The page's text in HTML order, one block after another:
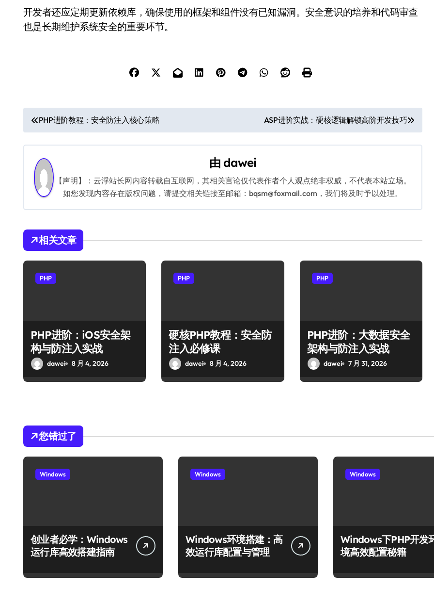
开发者还应定期更新依赖库，确保使用的框架和组件没有已知漏洞。安全意识的培养和代码审查
也是长期维护系统安全的重要环节。
文
章
导
航
PHP进阶教程：安全防注入核心策略 ASP进阶实战：硬核逻辑解锁高阶开发技巧
由 dawei
【声明】：云浮站长网内容转载自互联网，其相关言论仅代表作者个人观点绝非权威，不代表本站立场。
如您发现内容存在版权问题，请提交相关链接至邮箱：bqsm@foxmail.com，我们将及时予以处理。
相关文章
PHP
PHP进阶：iOS安全架
构与防注入实战
dawei 8 月 4, 2026
PHP
硬核PHP教程：安全防
注入必修课
dawei 8 月 4, 2026
PHP
PHP进阶：大数据安全
架构与防注入实战
dawei 7 月 31, 2026
您错过了
Windows
创业者必学：Windows
运行库高效搭建指南
Windows
Windows环境搭建：高
效运行库配置与管理
Windows
Windows下PHP开发
境高效配置秘籍